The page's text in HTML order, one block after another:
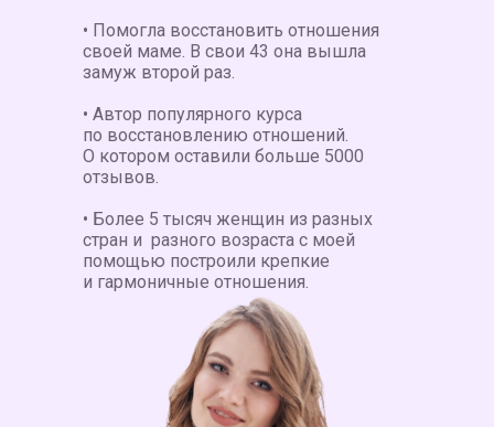
• Помогла восстановить отношения
своей маме. В свои 43 она вышла
замуж второй раз.
• Автор популярного курса
по восстановлению отношений.
О котором оставили больше 5000
отзывов.
• Более 5 тысяч женщин из разных
стран и разного возраста с моей
помощью построили крепкие
и гармоничные отношения.